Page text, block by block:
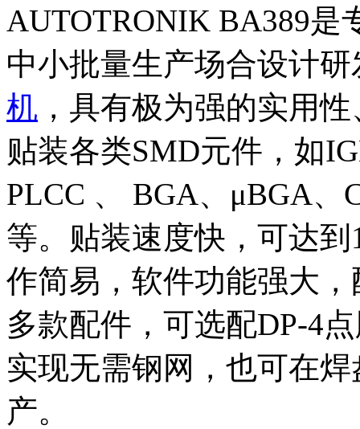
AUTOTRONIK BA389是
中小批量生产场合设计
机 ，具有极为强的实用
贴装各类SMD元件，如
PLCC 、 BGA、μBGA、
等。贴装速度快，可达
作简易，软件功能强大
多款配件，可选配DP-4
实现无需钢网，也可在
产。